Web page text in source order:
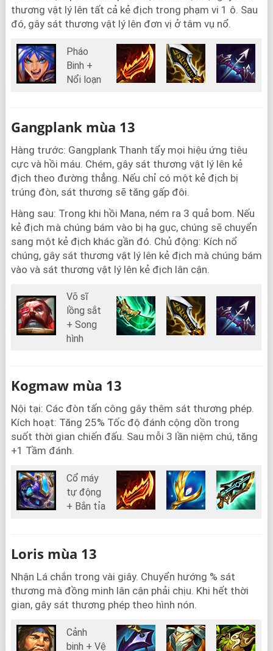
thương vật lý lên tất cả kẻ địch trong phạm vi 1 ô. Sau
đó, gây sát thương vật lý lên đơn vị ở tâm vụ nổ.
Pháo
Binh +
Nổi loạn
Gangplank mùa 13
Hàng trước: Gangplank Thanh tẩy mọi hiệu ứng tiêu
cực và hồi máu. Chém, gây sát thương vật lý lên kẻ
địch theo đường thẳng. Nếu chỉ có một kẻ địch bị
trúng đòn, sát thương sẽ tăng gấp đôi.
Hàng sau: Trong khi hồi Mana, ném ra 3 quả bom. Nếu
kẻ địch mà chúng bám vào bị hạ gục, chúng sẽ chuyển
sang một kẻ địch khác gần đó. Chủ động: Kích nổ
chúng, gây sát thương vật lý lên kẻ địch mà chúng bám
vào và sát thương vật lý lên kẻ địch lân cận.
Võ sĩ
lồng sắt
+ Song
hình
Kogmaw mùa 13
Nội tại: Các đòn tấn công gây thêm sát thương phép.
Kích hoạt: Tăng 25% Tốc độ đánh cộng dồn trong
suốt thời gian chiến đấu. Sau mỗi 3 lần niệm chú, tăng
+1 Tầm đánh.
Cổ máy
tự động
+ Bắn tỉa
Loris mùa 13
Nhận Lá chắn trong vài giây. Chuyển hướng % sát
thương mà đồng minh lân cận phải chịu. Khi hết thời
gian, gây sát thương phép theo hình nón.
Cảnh
binh + Vệ